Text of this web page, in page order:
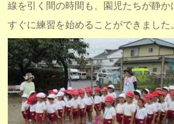
線を引く間の時間も、園児たちが静か
すぐに練習を始めることができました